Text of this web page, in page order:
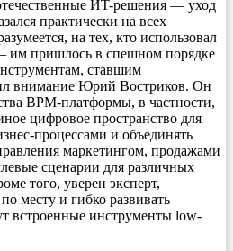
ИT-решения — уход
практически на всех
на тех, кто использовал
им пришлось в спешном порядке
ставшим
внимание Юрий Востриков. Он
BPM-платформы, в частности,
цифровое пространство для
процессами и объединять
маркетингом, продажами
сценарии для различных
того, уверен эксперт,
месту и гибко развивать
встроенные инструменты low-